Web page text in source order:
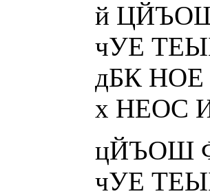
й ЦЙЪОШ
чУЕ
дБК НОЕ
х НЕОС
цЙЪОШ
чУЕ